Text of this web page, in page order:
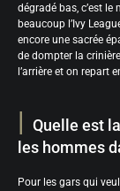
dégradé bas, c’est
beaucoup l’Ivy
encore une sacrée
de dompter la
l’arrière et on repart
Quelle est
les hommes
Pour les gars qui